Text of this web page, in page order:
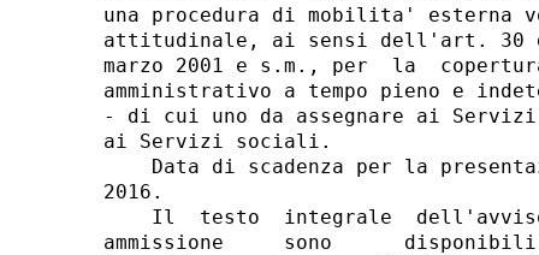
una procedura di mobilita'
attitudinale, ai sensi dell'art. 30
marzo 2001 e s.m., per  la
amministrativo a tempo pieno e
- di cui uno da assegnare ai Servizi
ai Servizi sociali.
Data di scadenza per la
2016.
Il  testo  integrale
ammissione     sono